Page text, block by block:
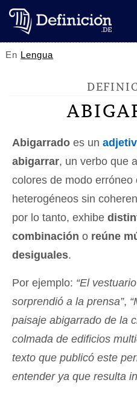
En Lengua
Abigarrado es un
abigarrar, un verbo que
colores de modo
heterogéneos sin
por lo tanto, exhibe
combinación o reúne
desiguales.
Por ejemplo: “El
sorprendió a la prensa”,
paisaje abigarrado de la
colmada de edificios
texto que publicó este
entender ya que resulta